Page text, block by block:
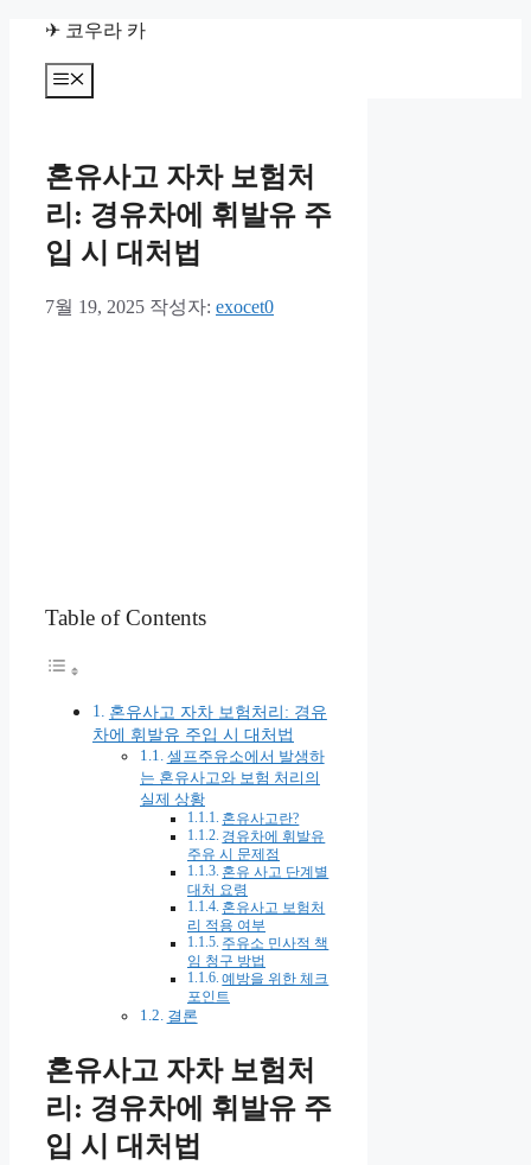
✈ 코우라 카
메
뉴
혼유사고 자차 보험처
리: 경유차에 휘발유 주
입 시 대처법
7월 19, 2025 작성자: exocet0
Table of Contents
혼유사고 자차 보험처리: 경유
차에 휘발유 주입 시 대처법
셀프주유소에서 발생하
는 혼유사고와 보험 처리의
실제 상황
혼유사고란?
경유차에 휘발유
주유 시 문제점
혼유 사고 단계별
대처 요령
혼유사고 보험처
리 적용 여부
주유소 민사적 책
임 청구 방법
예방을 위한 체크
포인트
결론
혼유사고 자차 보험처
리: 경유차에 휘발유 주
입 시 대처법